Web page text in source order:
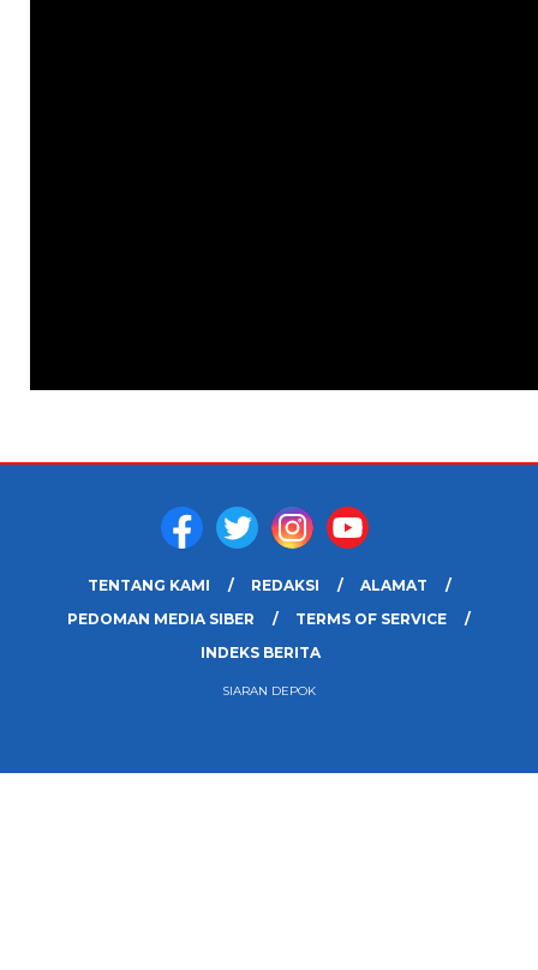
TENTANG KAMI REDAKSI
ALAMAT
PEDOMAN MEDIA SIBER
TERMS OF SERVICE
INDEKS BERITA
SIARAN DEPOK